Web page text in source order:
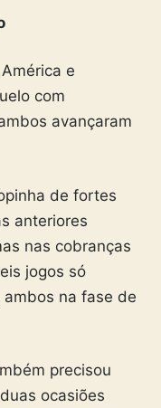
e
com
avançaram
de fortes
anteriores
nas cobranças
jogos só
na fase de
precisou
ocasiões